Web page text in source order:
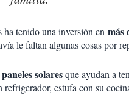
ha tenido una inversión en más
le faltan algunas cosas por
paneles solaresque ayudan a
refrigerador, estufa con su